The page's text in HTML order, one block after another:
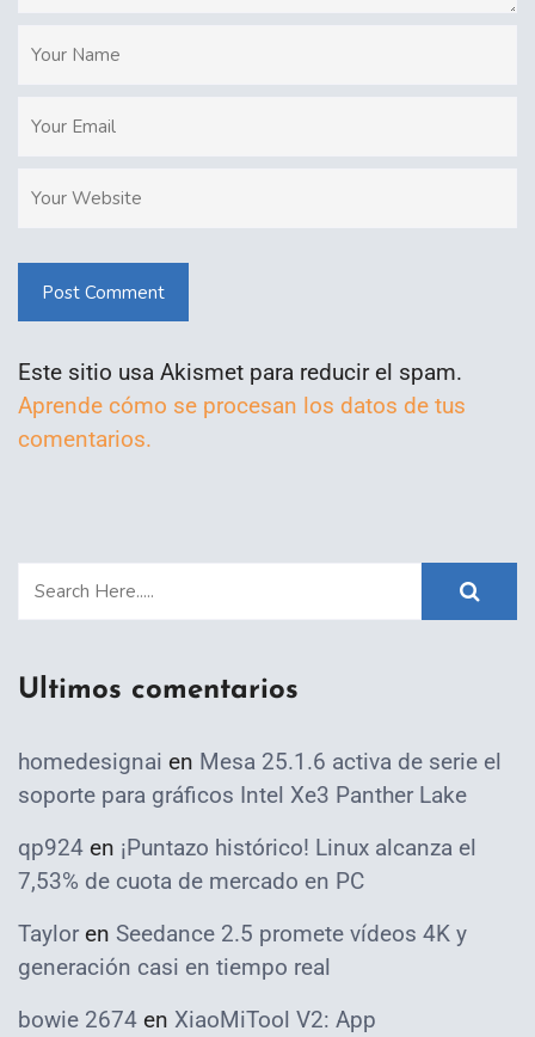
Post Comment
Este sitio usa Akismet para reducir el spam.
Aprende cómo se procesan los datos de tus
comentarios.
Ultimos comentarios
homedesignai en Mesa 25.1.6 activa de serie el
soporte para gráficos Intel Xe3 Panther Lake
qp924 en ¡Puntazo histórico! Linux alcanza el
7,53% de cuota de mercado en PC
Taylor en Seedance 2.5 promete vídeos 4K y
generación casi en tiempo real
bowie 2674 en XiaoMiTool V2: App